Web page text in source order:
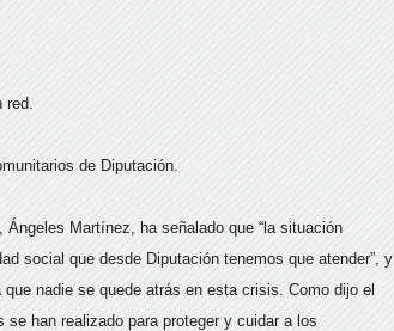
red.
de Diputación.
Martínez, ha señalado que “la situación
social que desde Diputación tenemos que atender”, y
nadie se quede atrás en esta crisis. Como dijo el
se han realizado para proteger y cuidar a los